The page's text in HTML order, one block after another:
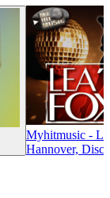
Myhitmusic -
Hannover,